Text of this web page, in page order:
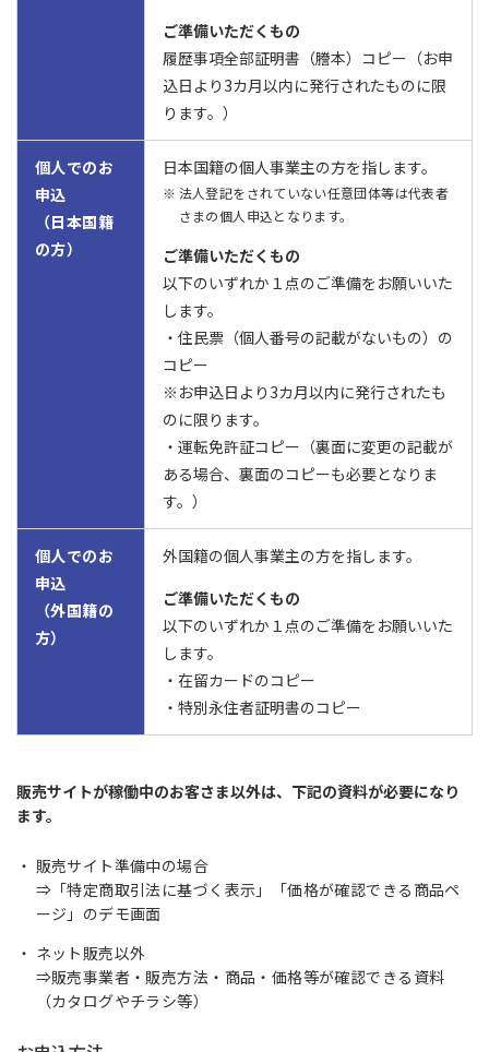
ご準備いただくもの
履歴事項全部証明書（謄本）コピー（お申
込日より3カ月以内に発行されたものに限
ります。）
個人でのお
申込
（日本国籍
の方）
日本国籍の個人事業主の方を指します。
法人登記をされていない任意団体等は代表者
さまの個人申込となります。
ご準備いただくもの
以下のいずれか１点のご準備をお願いいた
します。
・住民票（個人番号の記載がないもの）の
コピー
※お申込日より3カ月以内に発行されたも
のに限ります。
・運転免許証コピー（裏面に変更の記載が
ある場合、裏面のコピーも必要となりま
す。）
個人でのお
申込
（外国籍の
方）
外国籍の個人事業主の方を指します。
ご準備いただくもの
以下のいずれか１点のご準備をお願いいた
します。
・在留カードのコピー
・特別永住者証明書のコピー
販売サイトが稼働中のお客さま以外は、下記の資料が必要になり
ます。
販売サイト準備中の場合
⇒「特定商取引法に基づく表示」「価格が確認できる商品ペ
ージ」のデモ画面
ネット販売以外
⇒販売事業者・販売方法・商品・価格等が確認できる資料
（カタログやチラシ等）